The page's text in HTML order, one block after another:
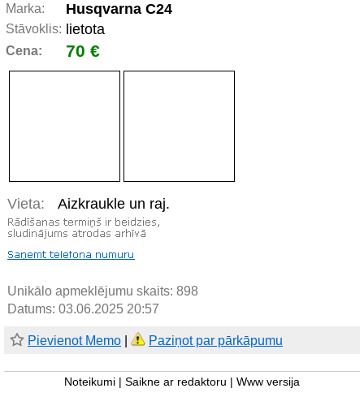
Marka: Husqvarna C24
Stāvoklis: lietota
Cena: 70 €
Vieta: Aizkraukle un raj.
Unikālo apmeklējumu skaits: 898
Datums: 03.06.2025 20:57
Pievienot Memo Paziņot par pārkāpumu
Noteikumi Saikne ar redaktoru Www versija